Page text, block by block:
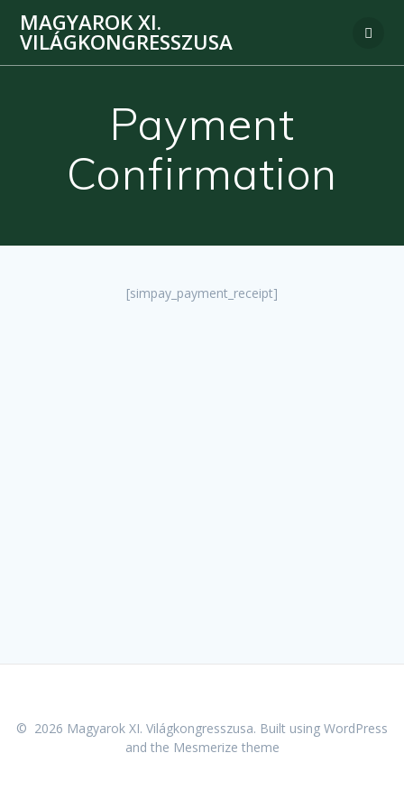
MAGYAROK XI.
VILÁGKONGRESSZUSA
Payment
Confirmation
[simpay_payment_receipt]
© 2026 Magyarok XI. Világkongresszusa. Built using WordPress
and the Mesmerize theme